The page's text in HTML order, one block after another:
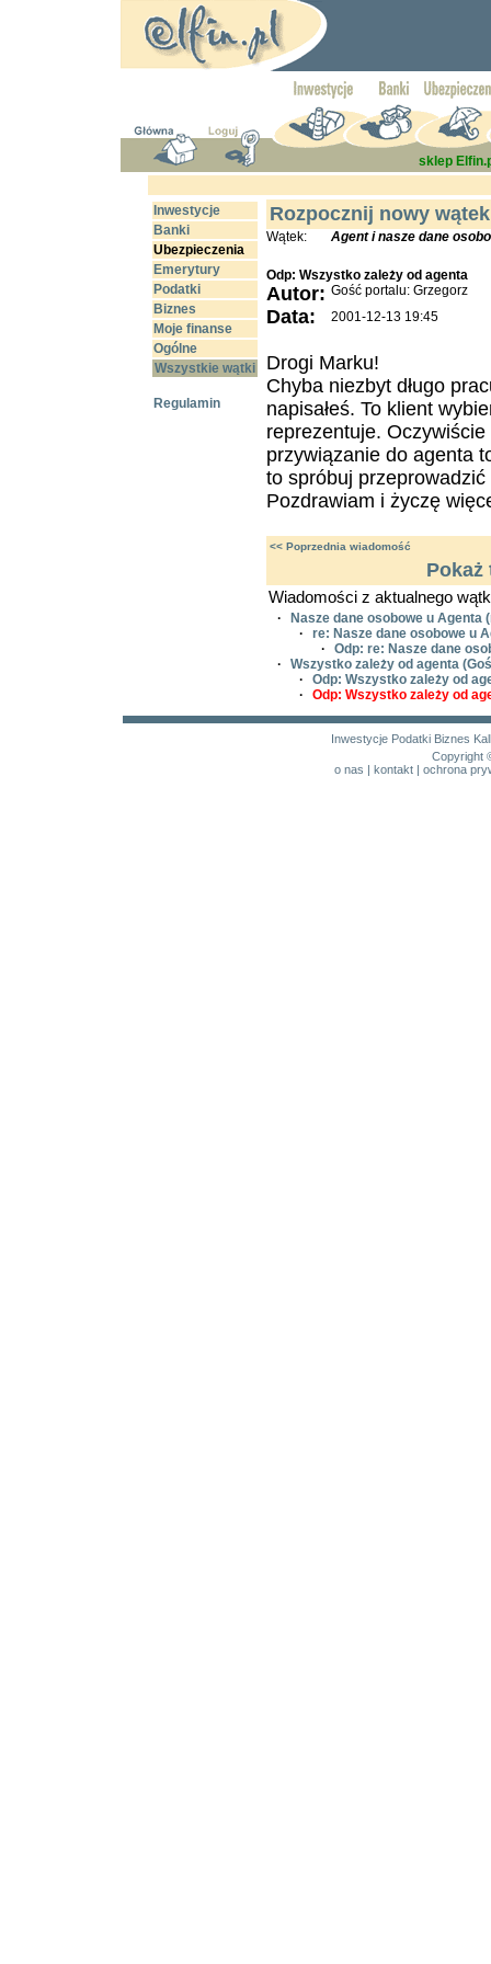
sklep
Inwestycje
Banki
Ubezpieczenia
Emerytury
Podatki
Biznes
Moje finanse
Ogólne
Wszystkie wątki
Regulamin
Rozpocznij nowy wątek
Wątek: Agent i nasze dane
Odp: Wszystko zależy od agenta
Autor: Gość portalu: Grzegorz
Data: 2001-12-13 19:45
Drogi Marku!
Chyba niezbyt długo
napisałeś. To klient
reprezentuje.
przywiązanie do agenta
to spróbuj
Pozdrawiam i życzę
<< Poprzednia wiadomość
Wiadomości z aktualnego
· Nasze dane osobowe u Agenta
·
re: Nasze dane osobowe u
·
Odp: re: Nasze dane
·
Wszystko zależy od agenta
·
Odp: Wszystko zależy od
·
Odp: Wszystko zależy od
Inwestycje Podatki Biznes
Copyright
o nas | kontakt| ochrona